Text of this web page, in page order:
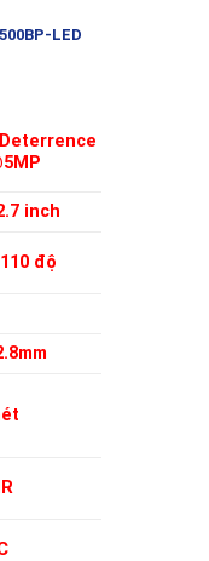
LED
inch
độ